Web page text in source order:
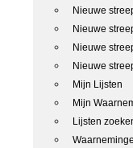
Nieuwe
Nieuwe
Nieuwe
Nieuwe
Mijn Lijsten
Mijn
Lijsten